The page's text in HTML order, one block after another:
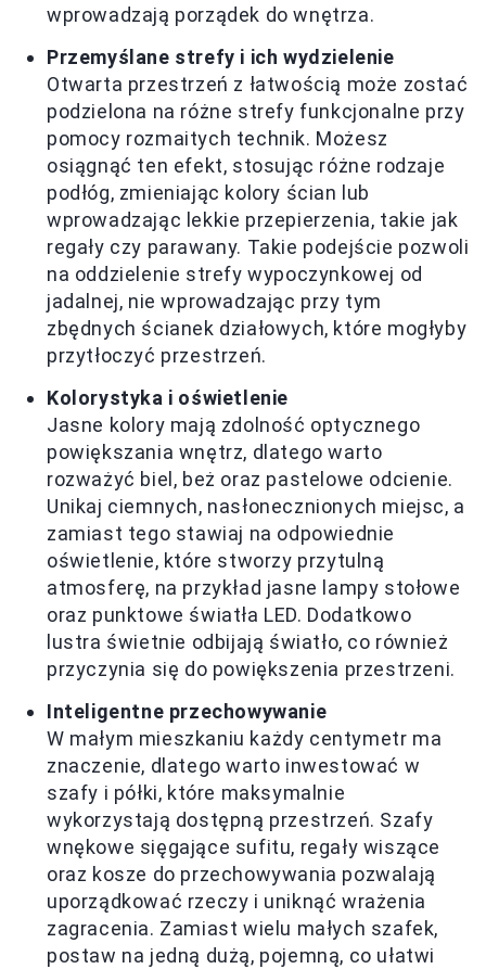
wprowadzają porządek do wnętrza.
Przemyślane strefy i ich wydzielenie
Otwarta przestrzeń z łatwością może zostać
podzielona na różne strefy funkcjonalne przy
pomocy rozmaitych technik. Możesz
osiągnąć ten efekt, stosując różne rodzaje
podłóg, zmieniając kolory ścian lub
wprowadzając lekkie przepierzenia, takie jak
regały czy parawany. Takie podejście pozwoli
na oddzielenie strefy wypoczynkowej od
jadalnej, nie wprowadzając przy tym
zbędnych ścianek działowych, które mogłyby
przytłoczyć przestrzeń.
Kolorystyka i oświetlenie
Jasne kolory mają zdolność optycznego
powiększania wnętrz, dlatego warto
rozważyć biel, beż oraz pastelowe odcienie.
Unikaj ciemnych, nasłonecznionych miejsc, a
zamiast tego stawiaj na odpowiednie
oświetlenie, które stworzy przytulną
atmosferę, na przykład jasne lampy stołowe
oraz punktowe światła LED. Dodatkowo
lustra świetnie odbijają światło, co również
przyczynia się do powiększenia przestrzeni.
Inteligentne przechowywanie
W małym mieszkaniu każdy centymetr ma
znaczenie, dlatego warto inwestować w
szafy i półki, które maksymalnie
wykorzystają dostępną przestrzeń. Szafy
wnękowe sięgające sufitu, regały wiszące
oraz kosze do przechowywania pozwalają
uporządkować rzeczy i uniknąć wrażenia
zagracenia. Zamiast wielu małych szafek,
postaw na jedną dużą, pojemną, co ułatwi